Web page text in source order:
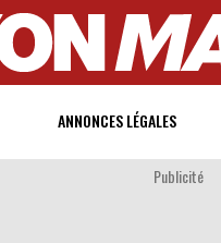
ANNONCES LÉGALES
Publicité